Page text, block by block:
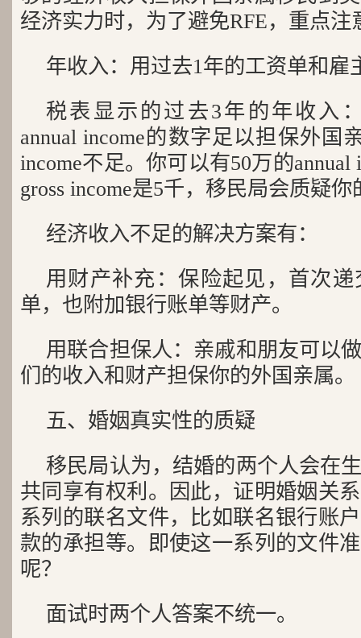
经济实力时，为了避免RFE，重点注
年收入：用过去1年的工资单和雇
税表显示的过去3年的年收入
annual income的数字足以担保外国
income不足。你可以有50万的annual
gross income是5千，移民局会质疑
经济收入不足的解决方案有：
用财产补充：保险起见，首次
单，也附加银行账单等财产。
用联合担保人：亲戚和朋友可以
们的收入和财产担保你的外国亲属。
五、婚姻真实性的质疑
移民局认为，结婚的两个人会在
共同享有权利。因此，证明婚姻关
系列的联名文件，比如联名银行账
款的承担等。即使这一系列的文件
呢？
面试时两个人答案不统一。